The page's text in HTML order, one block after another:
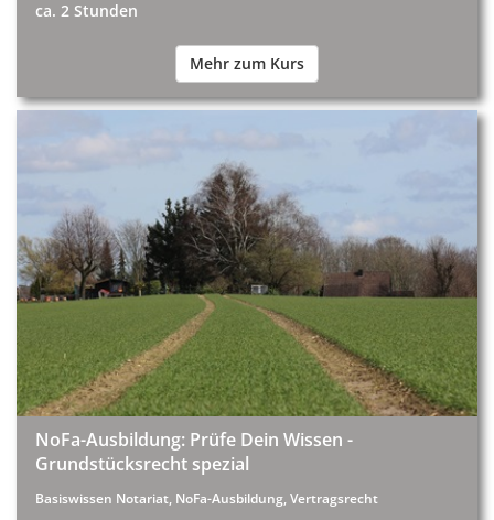
ca. 2 Stunden
Mehr zum Kurs
NoFa-Ausbildung: Prüfe Dein Wissen -
Grundstücksrecht spezial
Basiswissen Notariat, NoFa-Ausbildung, Vertragsrecht